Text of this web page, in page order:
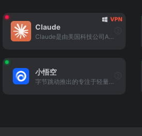
Claude
Claude是由美国科技公司Anthropic开发的大型语言模型
小悟空
字节跳动推出的专注于轻量化智能对话的工具，提供简洁高效的信息解答、生活助手与趣味互动功能。